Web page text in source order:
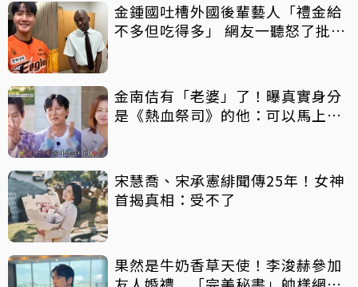
金鍾國吐槽外國後輩藝人「禮金給
不多但吃得多」 網友一聽怒了批毒
金南佶有「老婆」了！曝真實身分
是《熱血祭司》的他：可以馬上結
宋慧喬、宋承憲緋聞傳25年！女神
首揭真相：受不了
果然是牛奶香草天使！李浚赫參加